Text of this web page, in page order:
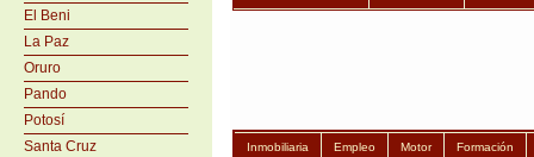
El Beni
La Paz
Oruro
Pando
Potosí
Santa Cruz
Inmobiliaria Empleo Motor Formación